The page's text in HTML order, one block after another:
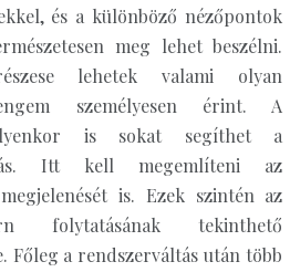
és a különböző nézőpontok
meg lehet beszélni.
lehetek valami olyan
személyesen érint. A
ilyenkor is sokat segíthet a
Itt kell megemlíteni az
is. Ezek szintén az
folytatásának tekinthető
Főleg a rendszerváltás után több